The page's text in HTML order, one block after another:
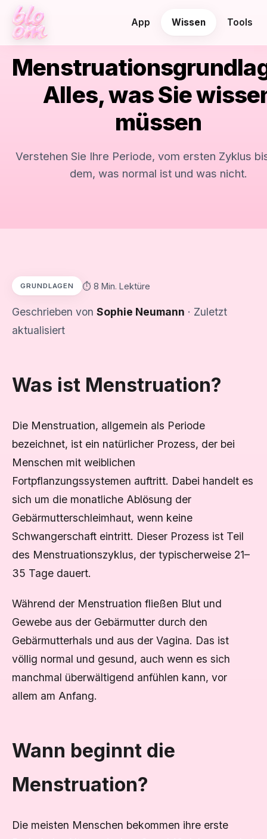
App Wissen Tools
Alles, was Sie
müssen
Verstehen Sie Ihre Periode, vom ersten Zyklus
dem, was normal ist und was nicht.
GRUNDLAGEN ⏱️ 8 Min. Lektüre
Geschrieben von Sophie Neumann · Zuletzt
aktualisiert
Was ist Menstruation?
Die Menstruation, allgemein als Periode
bezeichnet, ist ein natürlicher Prozess, der bei
Menschen mit weiblichen
Fortpflanzungssystemen auftritt. Dabei handelt es
sich um die monatliche Ablösung der
Gebärmutterschleimhaut, wenn keine
Schwangerschaft eintritt. Dieser Prozess ist Teil
des Menstruationszyklus, der typischerweise 21–
35 Tage dauert.
Während der Menstruation fließen Blut und
Gewebe aus der Gebärmutter durch den
Gebärmutterhals und aus der Vagina. Das ist
völlig normal und gesund, auch wenn es sich
manchmal überwältigend anfühlen kann, vor
allem am Anfang.
Wann beginnt die
Menstruation?
Die meisten Menschen bekommen ihre erste